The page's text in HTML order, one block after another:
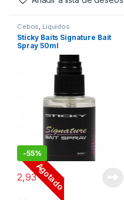
Agotado
€
Añadir a lista de deseos
Cebos,Liquidos
Sticky Baits Signature Bait
Spray 50ml